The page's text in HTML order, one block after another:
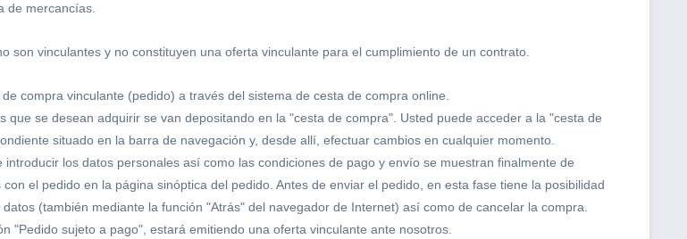
de mercancías.
son vinculantes y no constituyen una oferta vinculante para el cumplimiento de un contrato.
compra vinculante (pedido) a través del sistema de cesta de compra online.
que se desean adquirir se van depositando en la "cesta de compra". Usted puede acceder a la "cesta de
situado en la barra de navegación y, desde allí, efectuar cambios en cualquier momento.
introducir los datos personales así como las condiciones de pago y envío se muestran finalmente de
el pedido en la página sinóptica del pedido. Antes de enviar el pedido, en esta fase tiene la posibilidad
(también mediante la función "Atrás" del navegador de Internet) así como de cancelar la compra.
"Pedido sujeto a pago", estará emitiendo una oferta vinculante ante nosotros.